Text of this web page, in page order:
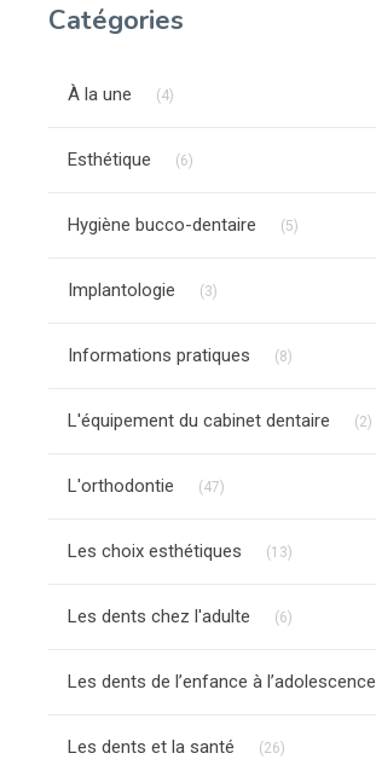
Catégories
À la une (4)
Esthétique (6)
Hygiène bucco-dentaire (5)
Implantologie (3)
Informations pratiques (8)
L'équipement du cabinet dentaire (2)
L'orthodontie (47)
Les choix esthétiques (13)
Les dents chez l'adulte (6)
Les dents de l’enfance à l’adolescence
Les dents et la santé (26)